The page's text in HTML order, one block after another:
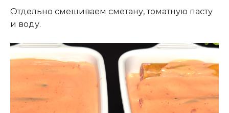
Отдельно смешиваем сметану, томатную пасту
и воду.